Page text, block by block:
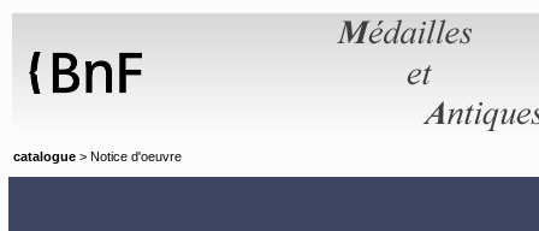
catalogue > Notice d'oeuvre